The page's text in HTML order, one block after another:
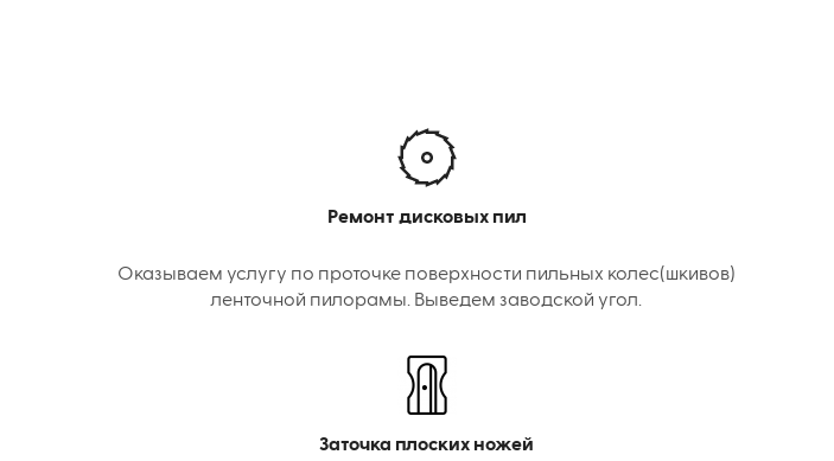
Ремонт дисковых пил
Оказываем услугу по проточке поверхности пильных колес(шкивов)
ленточной пилорамы. Выведем заводской угол.
Заточка плоских ножей